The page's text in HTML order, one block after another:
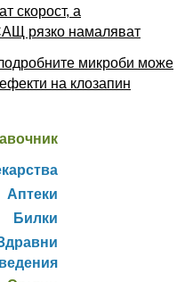
скорост, а
рязко намаляват
микроби може
на клозапин
Аптеки
Билки